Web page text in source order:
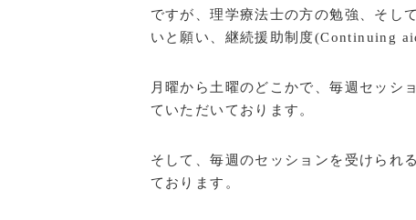
ですが、理学療法士の方の勉強、そし
いと願い、継続援助制度(Continuing
月曜から土曜のどこかで、毎週セッシ
ていただいております。
そして、毎週のセッションを受けられ
ております。